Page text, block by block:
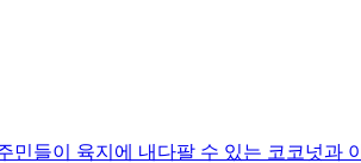
들이 육지에 내다팔 수 있는 코코넛과